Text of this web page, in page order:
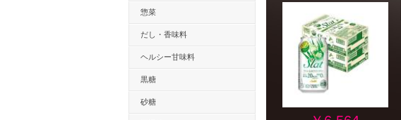
惣菜
だし・香味料
ヘルシー甘味料
黒糖
砂糖